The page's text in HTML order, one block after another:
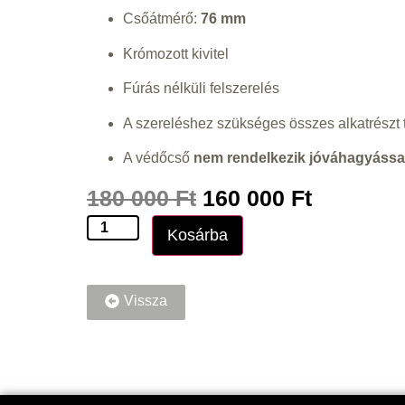
Csőátmérő: 76 mm
Krómozott kivitel
Fúrás nélküli felszerelés
A szereléshez szükséges összes alkatrészt
A védőcső nem rendelkezik jóváhagyással
180 000Ft 160 000 Ft
Kosárba
Vissza